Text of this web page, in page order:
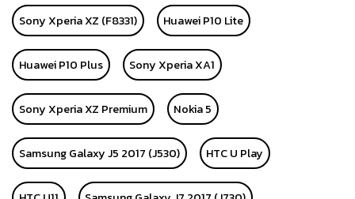
Sony Xperia XZ (F8331) Huawei P10 Lite
Huawei P10 Plus Sony Xperia XA1
Sony Xperia XZ Premium Nokia 5
Samsung Galaxy J5 2017 (J530) HTC U Play